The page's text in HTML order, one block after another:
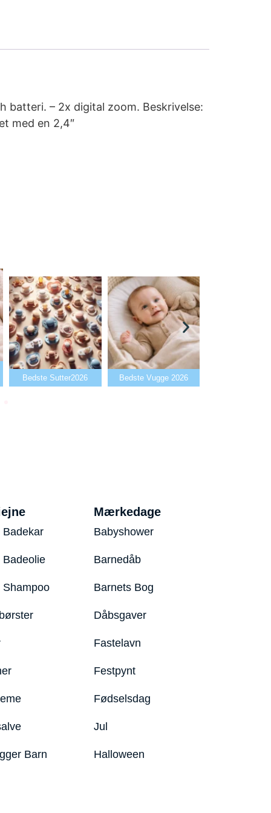
batteri. – 2x digital zoom. Beskrivelse:
med en 2,4″
Bedste Sutter2026 Bedste Vugge 2026
Badekar
Badeolie
Shampoo
Barn
Mærkedage
Babyshower
Barnedåb
Barnets Bog
Dåbsgaver
Fastelavn
Festpynt
Fødselsdag
Jul
Halloween